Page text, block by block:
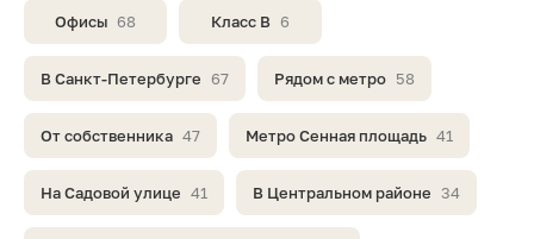
Офисы 68 Класс B 6
В Санкт-Петербурге 67 Рядом с метро 58
От собственника 47 Метро Сенная площадь 41
На Садовой улице 41 В Центральном районе 34